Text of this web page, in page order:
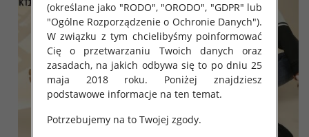
(określane jako "RODO", "ORODO", "GDPR" lub
"Ogólne Rozporządzenie o Ochronie Danych").
W związku z tym chcielibyśmy poinformować
Cię o przetwarzaniu Twoich danych oraz
zasadach, na jakich odbywa się to po dniu 25
maja 2018 roku. Poniżej znajdziesz
podstawowe informacje na ten temat.
Potrzebujemy na to Twojej zgody.